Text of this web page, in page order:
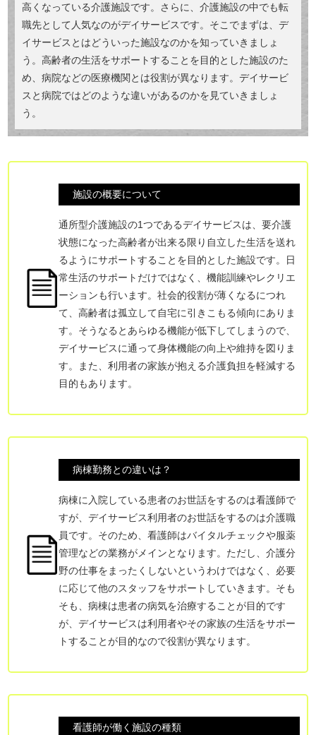
高くなっている介護施設です。さらに、介護施設の中でも転
職先として人気なのがデイサービスです。そこでまずは、デ
イサービスとはどういった施設なのかを知っていきましょ
う。高齢者の生活をサポートすることを目的とした施設のた
め、病院などの医療機関とは役割が異なります。デイサービ
スと病院ではどのような違いがあるのかを見ていきましょ
う。
施設の概要について
通所型介護施設の1つであるデイサービスは、要介護
状態になった高齢者が出来る限り自立した生活を送れ
るようにサポートすることを目的とした施設です。日
常生活のサポートだけではなく、機能訓練やレクリエ
ーションも行います。社会的役割が薄くなるにつれ
て、高齢者は孤立して自宅に引きこもる傾向にありま
す。そうなるとあらゆる機能が低下してしまうので、
デイサービスに通って身体機能の向上や維持を図りま
す。また、利用者の家族が抱える介護負担を軽減する
目的もあります。
病棟勤務との違いは？
病棟に入院している患者のお世話をするのは看護師で
すが、デイサービス利用者のお世話をするのは介護職
員です。そのため、看護師はバイタルチェックや服薬
管理などの業務がメインとなります。ただし、介護分
野の仕事をまったくしないというわけではなく、必要
に応じて他のスタッフをサポートしていきます。そも
そも、病棟は患者の病気を治療することが目的です
が、デイサービスは利用者やその家族の生活をサポー
トすることが目的なので役割が異なります。
看護師が働く施設の種類